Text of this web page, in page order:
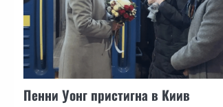
Пенни Уонг пристигна в Киив